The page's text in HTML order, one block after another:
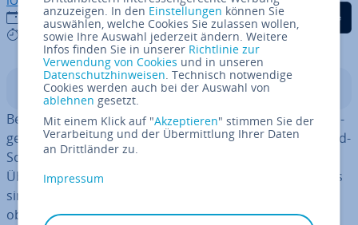
27.03.2025
5 mins
Auf Facebook teilen
Auf Twitter teilen
Auf LinkedIn
In­halts­ver­zeich­nis
Bei Nextcloud-Demos handelt es sich um Test­um­ge­bun­
gen, die es Ihnen er­mög­li­chen, die häufig genutzte Cloud-
Software un­ver­bind­lich aus­zu­pro­bie­ren und sich einen
Überblick über ihre Features zu ver­schaf­fen. Die Demos
sind ideal für alle, die vor der In­stal­la­ti­on prüfen wollen,
ob Nextcloud den spe­zi­fi­schen An­for­de­run­gen gerecht
anzuzeigen. In den Einstellungen können Sie
auswählen, welche Cookies Sie zulassen wollen,
sowie Ihre Auswahl jederzeit ändern. Weitere
Infos finden Sie in unserer Richtlinie zur
Verwendung von Cookies und in unseren
Datenschutzhinweisen. Technisch notwendige
Cookies werden auch bei der Auswahl von
ablehnen gesetzt.
Mit einem Klick auf "Akzeptieren" stimmen Sie der
Verarbeitung und der Übermittlung Ihrer Daten
an Drittländer zu.
Impressum